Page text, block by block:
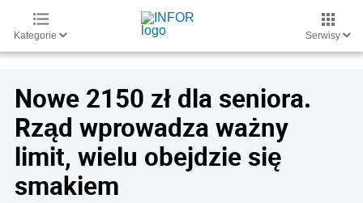
Kategorie Serwisy
Nowe 2150 zł dla seniora.
Rząd wprowadza ważny
limit, wielu obejdzie się
smakiem